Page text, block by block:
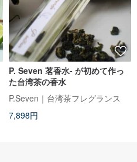
P. Seven 茗香水- が初めて作っ
た台湾茶の香水
P.Seven｜台湾茶フレグランス
7,898円